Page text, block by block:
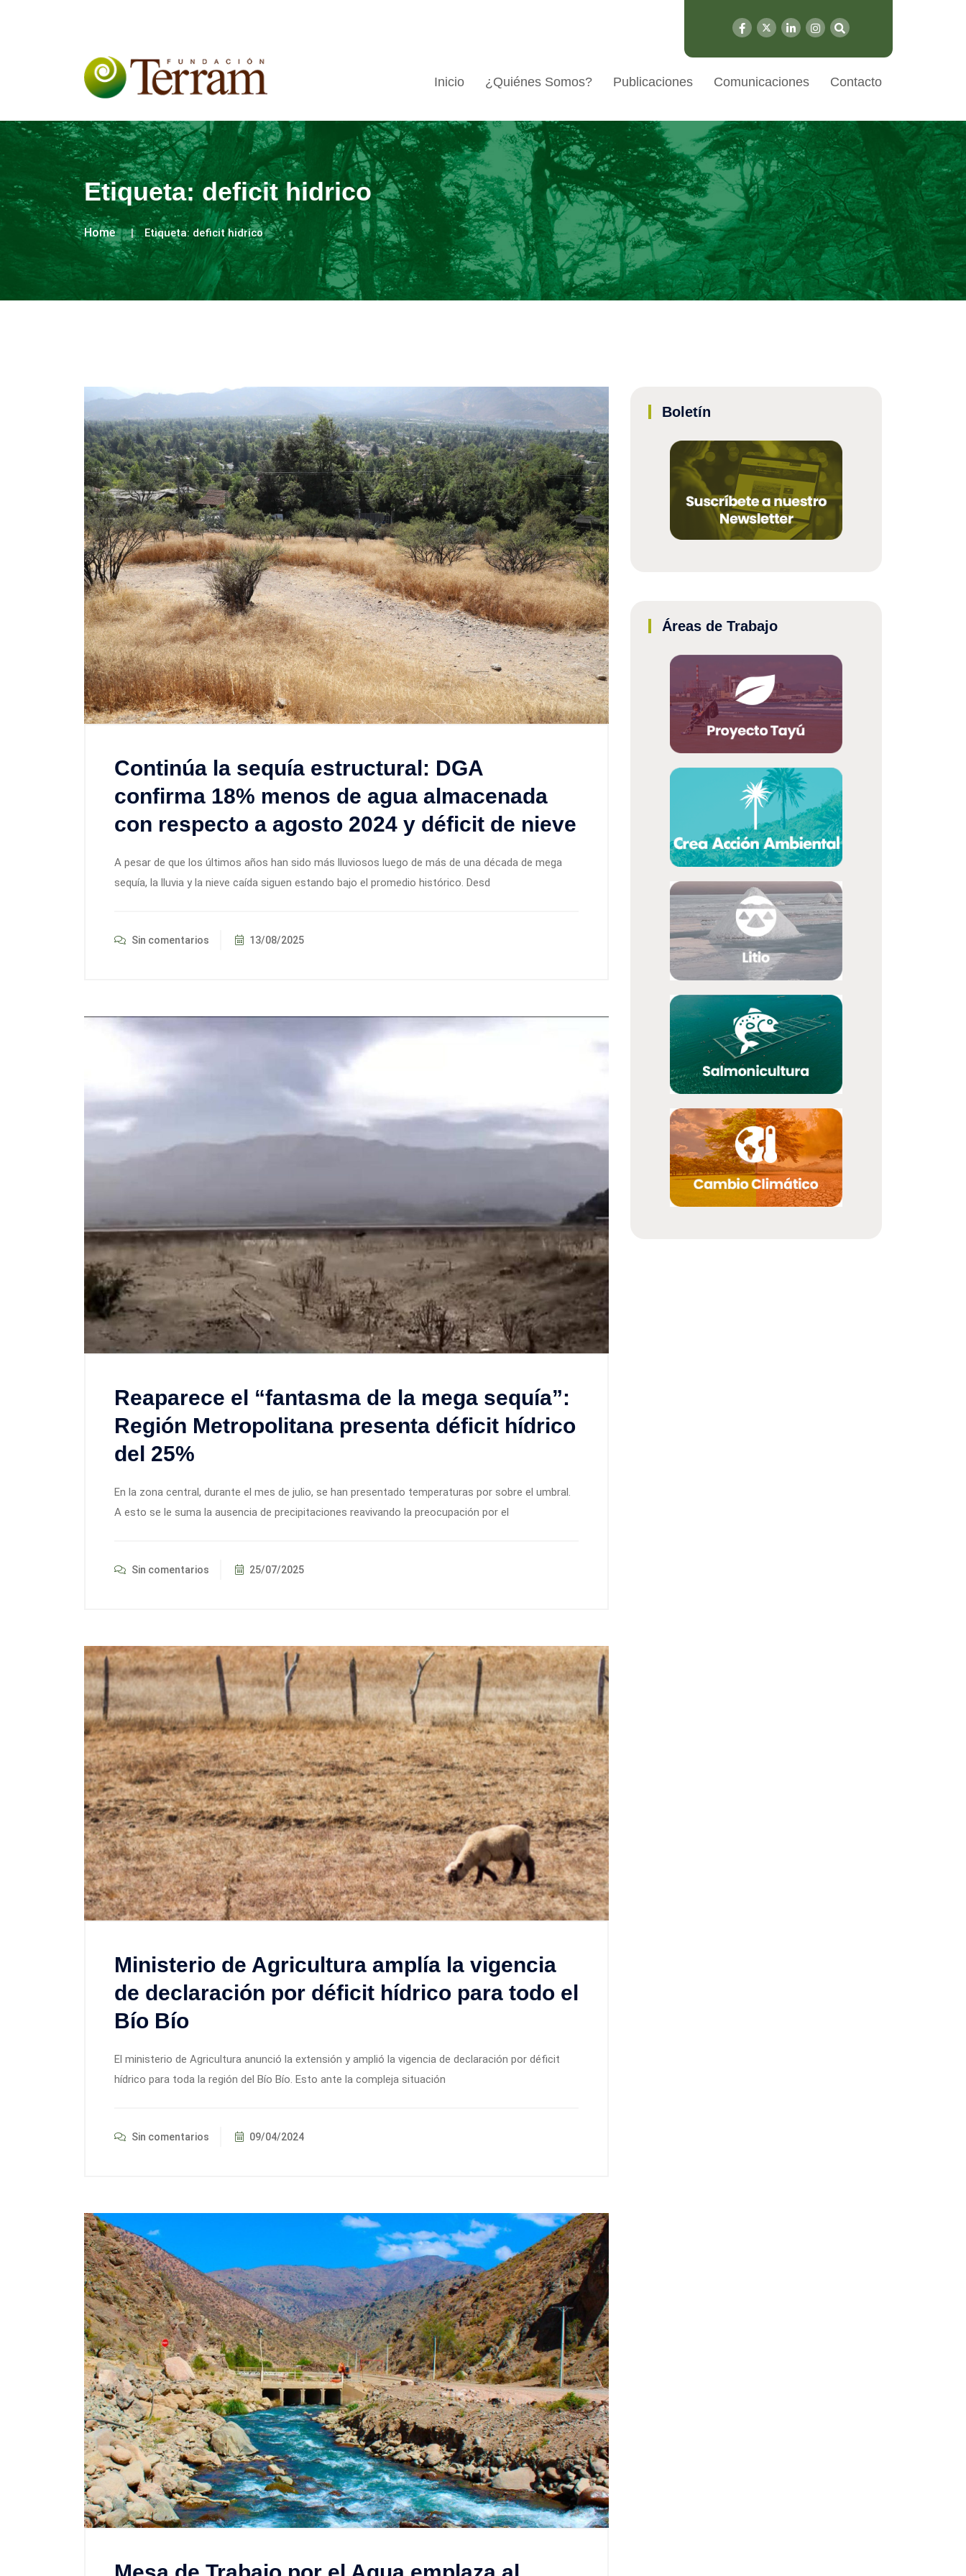
Inicio ¿Quiénes Somos? Publicaciones Comunicaciones Contacto
Etiqueta:deficit hidrico
Home Etiqueta:deficit hidrico
Continúa la sequía estructural: DGA
confirma 18% menos de agua almacenada
con respecto a agosto 2024 y déficit de nieve
A pesar de que los últimos años han sido más lluviosos luego de más de una década de mega
sequía, la lluvia y la nieve caída siguen estando bajo el promedio histórico. Desd
Sin comentarios 13/08/2025
Reaparece el “fantasma de la mega sequía”:
Región Metropolitana presenta déficit hídrico
del 25%
En la zona central, durante el mes de julio, se han presentado temperaturas por sobre el umbral.
A esto se le suma la ausencia de precipitaciones reavivando la preocupación por el
Sin comentarios 25/07/2025
Ministerio de Agricultura amplía la vigencia
de declaración por déficit hídrico para todo el
Bío Bío
El ministerio de Agricultura anunció la extensión y amplió la vigencia de declaración por déficit
hídrico para toda la región del Bío Bío. Esto ante la compleja situación
Sin comentarios 09/04/2024
Boletín
Áreas de Trabajo